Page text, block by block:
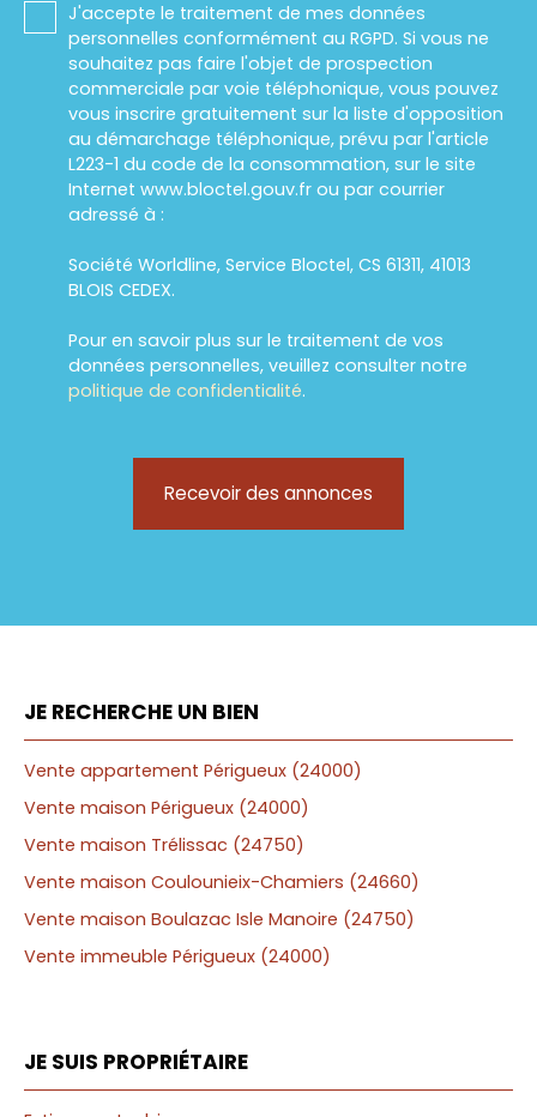
J'accepte le traitement de mes données
personnelles conformément au RGPD. Si vous ne
souhaitez pas faire l'objet de prospection
commerciale par voie téléphonique, vous pouvez
vous inscrire gratuitement sur la liste d'opposition
au démarchage téléphonique, prévu par l'article
L223-1 du code de la consommation, sur le site
Internet www.bloctel.gouv.fr ou par courrier
adressé à :
Société Worldline, Service Bloctel, CS 61311, 41013
BLOIS CEDEX.
Pour en savoir plus sur le traitement de vos
données personnelles, veuillez consulter notre
politique de confidentialité.
Recevoir des annonces
JE RECHERCHE UN BIEN
Vente appartement Périgueux (24000)
Vente maison Périgueux (24000)
Vente maison Trélissac (24750)
Vente maison Coulounieix-Chamiers (24660)
Vente maison Boulazac Isle Manoire (24750)
Vente immeuble Périgueux (24000)
JE SUIS PROPRIÉTAIRE